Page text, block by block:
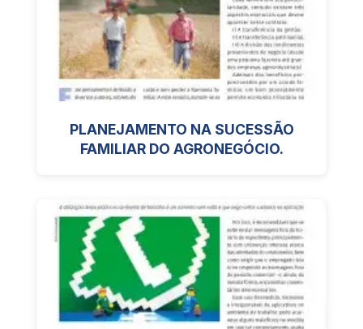
PLANEJAMENTO NA SUCESSÃO
FAMILIAR DO AGRONEGÓCIO.